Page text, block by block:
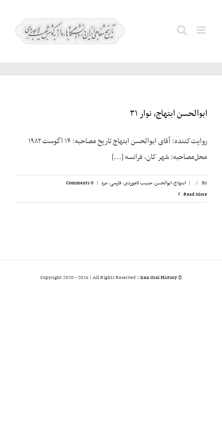
سام؛
ابوالحسن ابتهاج، نوار ۳۱
روایت‌کننده: آقای ابوالحسن ابتهاج تاریخ مصاحبه: ۱۴ اگوست ۱۹۸۲
محل‌مصاحبه: شهر کان، فرانسه [...]
By
|
| ابتهاج، ابوالحسن,حبیب لاجوردی,فارسی,مرد |
0 Comments
Read More
© Copyright 2020 -
2026 | All Rights Reserved | Iran Oral History